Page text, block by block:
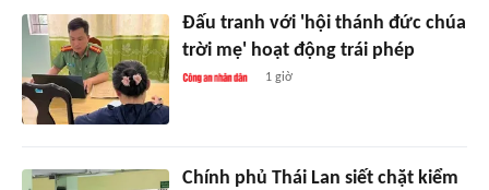
Đấu tranh với 'hội thánh đức chúa
trời mẹ' hoạt động trái phép
1 giờ
Chính phủ Thái Lan siết chặt kiểm